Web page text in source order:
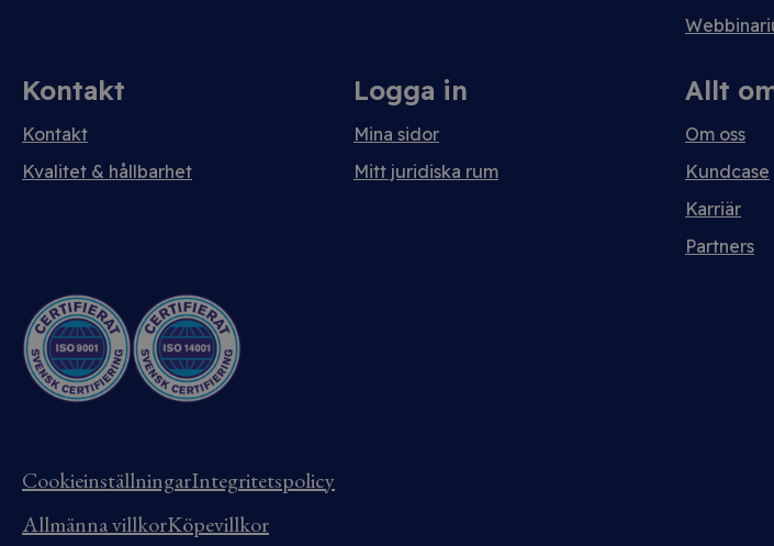
Kontakt
Kontakt
Kvalitet & hållbarhet
Logga in
Mina sidor
Mitt juridiska rum
Allt
Om oss
Kundcase
Karriär
Partners
CookieinställningarIntegritetspolicy
Allmänna villkorKöpevillkor